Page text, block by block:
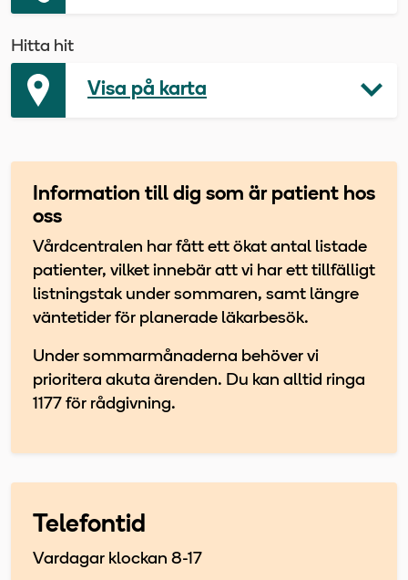
Hitta hit
Visa på karta
Information till dig som är patient hos
oss
Vårdcentralen har fått ett ökat antal listade
patienter, vilket innebär att vi har ett tillfälligt
listningstak under sommaren, samt längre
väntetider för planerade läkarbesök.
Under sommarmånaderna behöver vi
prioritera akuta ärenden. Du kan alltid ringa
1177 för rådgivning.
Telefontid
Vardagar klockan 8-17